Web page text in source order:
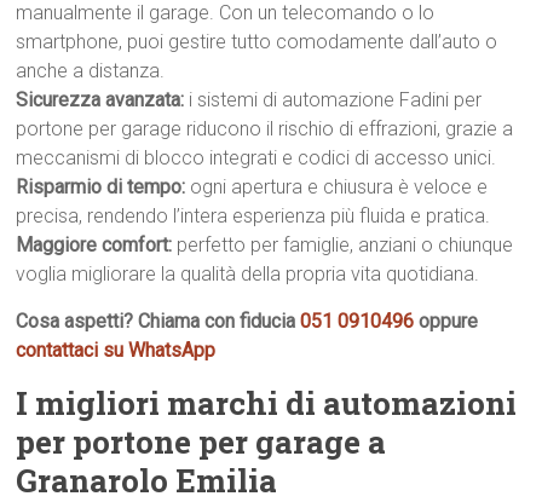
manualmente il garage. Con un telecomando o lo
smartphone, puoi gestire tutto comodamente dall’auto o
anche a distanza.
Sicurezza avanzata: i sistemi di automazione Fadini per
portone per garage riducono il rischio di effrazioni, grazie a
meccanismi di blocco integrati e codici di accesso unici.
Risparmio di tempo: ogni apertura e chiusura è veloce e
precisa, rendendo l’intera esperienza più fluida e pratica.
Maggiore comfort: perfetto per famiglie, anziani o chiunque
voglia migliorare la qualità della propria vita quotidiana.
Cosa aspetti? Chiama con fiducia051 0910496 oppure
contattaci su WhatsApp
I migliori marchi di automazioni
per portone per garage a
Granarolo Emilia